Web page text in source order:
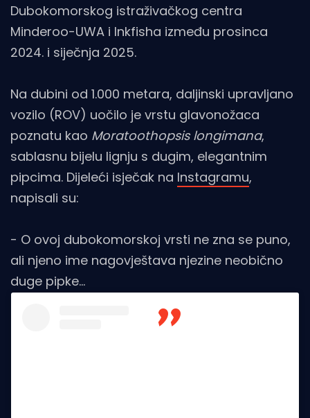
Dubokomorskog istraživačkog centra
Minderoo-UWA i Inkfisha između prosinca
2024. i siječnja 2025.
Na dubini od 1.000 metara, daljinski upravljano
vozilo (ROV) uočilo je vrstu glavonožaca
poznatu kao Moratoothopsis longimana,
sablasnu bijelu lignju s dugim, elegantnim
pipcima. Dijeleći isječak na Instagramu,
napisali su:
- O ovoj dubokomorskoj vrsti ne zna se puno,
ali njeno ime nagovještava njezine neobično
duge pipke...